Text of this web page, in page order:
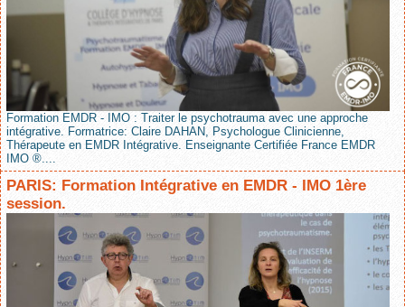
Formation EMDR - IMO : Traiter le psychotrauma avec une approche
intégrative. Formatrice: Claire DAHAN, Psychologue Clinicienne,
Thérapeute en EMDR Intégrative. Enseignante Certifiée France EMDR
IMO ®....
PARIS: Formation Intégrative en EMDR - IMO 1ère
session.